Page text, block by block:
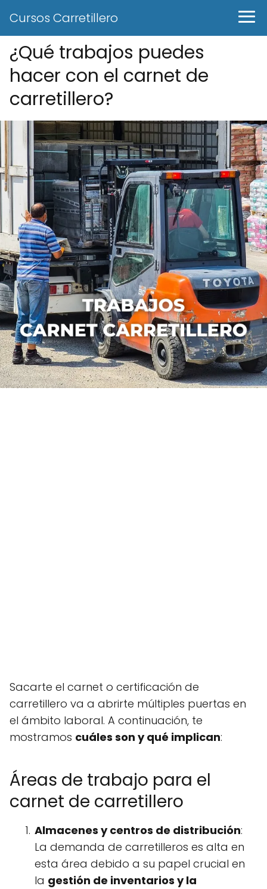
Cursos Carretillero
¿Qué trabajos puedes
hacer con el carnet de
carretillero?
Sacarte el carnet o certificación de
carretillero va a abrirte múltiples puertas en
el ámbito laboral. A continuación, te
mostramos cuáles son y qué implican:
Áreas de trabajo para el
carnet de carretillero
Almacenes y centros de distribución:
La demanda de carretilleros es alta en
esta área debido a su papel crucial en
la gestión de inventarios y la